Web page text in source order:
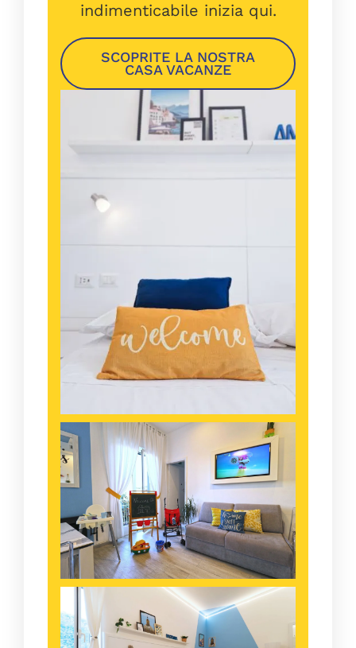
indimenticabile inizia qui.
SCOPRITE LA NOSTRA
CASA VACANZE